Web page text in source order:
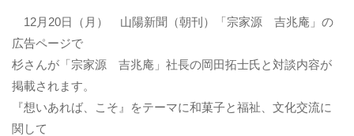
え
12月20日（月） 山陽新聞（朝刊）「宗家源 吉兆庵」の
広告ページで
杉さんが「宗家源 吉兆庵」社長の岡田拓士氏と対談内容が
掲載されます。
『想いあれば、こそ』をテーマに和菓子と福祉、文化交流に
関して